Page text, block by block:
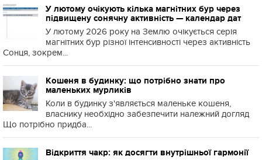
У лютому очікують кілька магнітних бур через
підвищену сонячну активність — календар дат
У лютому 2026 року на Землю очікується серія
магнітних бур різної інтенсивності через активність
Сонця, зокрем...
Кошеня в будинку: що потрібно знати про
маленьких мурликів
Коли в будинку з'являється маленьке кошеня,
власнику необхідно забезпечити належний догляд
Що потрібно придба...
Відкриття чакр: як досягти внутрішньої гармонії